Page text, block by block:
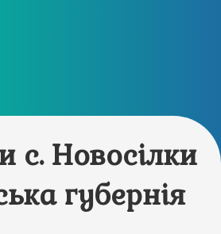
с. Новосілки
губернія